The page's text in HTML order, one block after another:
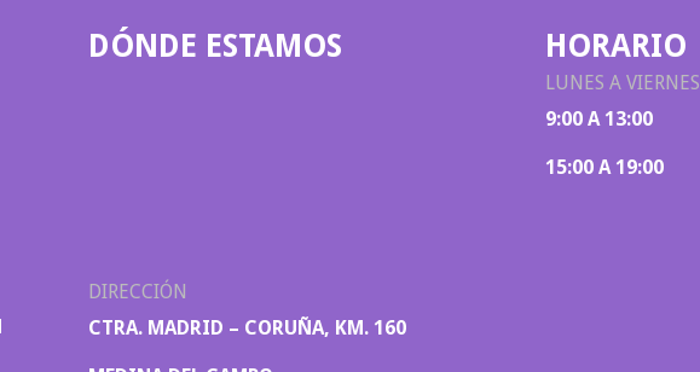
DÓNDE ESTAMOS
DIRECCIÓN
CTRA. MADRID – CORUÑA, KM. 160
HORARIO
LUNES A VIERNES
9:00 A 13:00
15:00 A 19:00